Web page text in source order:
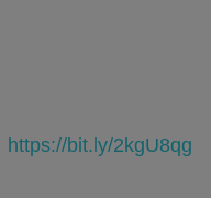
https://bit.ly/2kgU8qg